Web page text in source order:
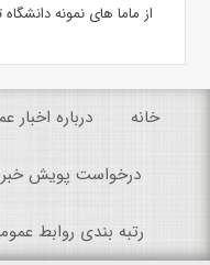
از ماما های نمونه
خانه درباره اخبار
درخواست پویش خبر
رتبه بندی روابط